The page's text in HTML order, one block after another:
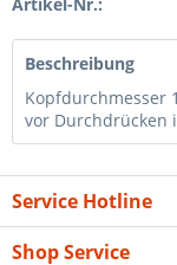
Beschreibung
Kopfdurchmesser
vor Durchdrücken
Service Hotline
Shop Service